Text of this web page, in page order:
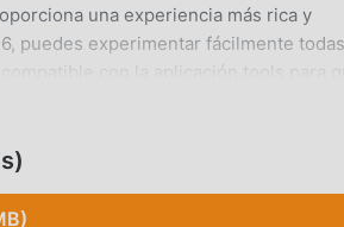
una experiencia más rica y
puedes experimentar fácilmente
con la aplicación tools para
que encuentran en la aplicación,